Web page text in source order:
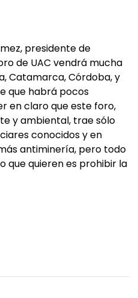
presidente de
de UAC vendrá mucha
Catamarca, Córdoba, y
que habrá pocos
en claro que este foro,
y ambiental, trae sólo
conocidos y en
antiminería, pero todo
que quieren es prohibir la